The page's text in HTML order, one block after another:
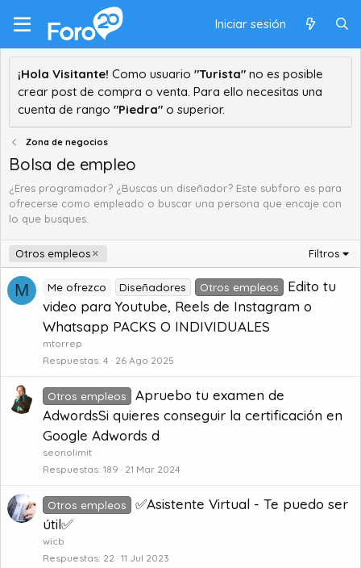
Iniciar sesión
¡Hola Visitante! Como usuario "Turista" no es posible
crear post de compra o venta. Para ello necesitas una
cuenta de rango "Piedra" o superior.
Zona de negocios
Bolsa de empleo
¿Eres programador? ¿Buscas un diseñador? Este subforo es para
ofrecerse como empleado o buscar una persona que encaje con
lo que busques.
Otros empleos Filtros
M Me ofrezco Diseñadores Otros empleos
Edito tu
video para Youtube, Reels de Instagram o
Whatsapp PACKS O INDIVIDUALES
mtorrep
Respuestas 4 26 Ago 2025
Otros empleos
Apruebo tu examen de
AdwordsSi quieres conseguir la certificación en
Google Adwords d
seonolimit
Respuestas 189 21 Mar 2024
Otros empleos
✅Asistente Virtual - Te puedo ser
útil✅
wicb
Respuestas 22 11 Jul 2023